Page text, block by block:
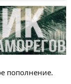
пополнение.